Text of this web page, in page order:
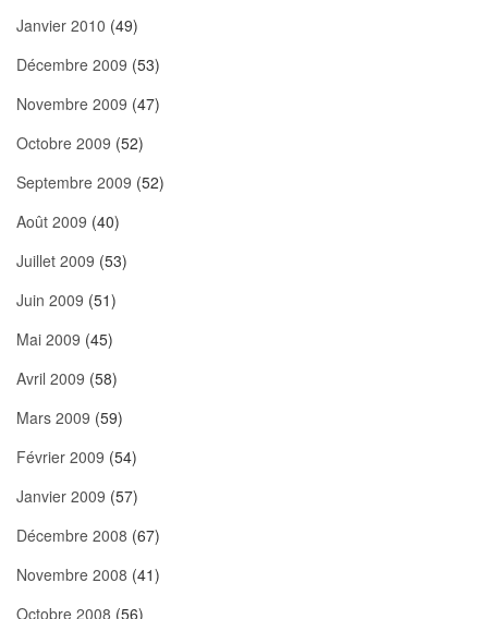
Janvier 2010 (49)
Décembre 2009 (53)
Novembre 2009 (47)
Octobre 2009 (52)
Septembre 2009 (52)
Août 2009 (40)
Juillet 2009 (53)
Juin 2009 (51)
Mai 2009 (45)
Avril 2009 (58)
Mars 2009 (59)
Février 2009 (54)
Janvier 2009 (57)
Décembre 2008 (67)
Novembre 2008 (41)
Octobre 2008 (56)